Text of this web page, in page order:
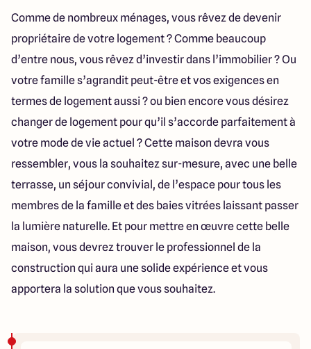
Comme de nombreux ménages, vous rêvez de devenir
propriétaire de votre logement ? Comme beaucoup
d’entre nous, vous rêvez d’investir dans l’immobilier ? Ou
votre famille s’agrandit peut-être et vos exigences en
termes de logement aussi ? ou bien encore vous désirez
changer de logement pour qu’il s’accorde parfaitement à
votre mode de vie actuel ? Cette maison devra vous
ressembler, vous la souhaitez sur-mesure, avec une belle
terrasse, un séjour convivial, de l’espace pour tous les
membres de la famille et des baies vitrées laissant passer
la lumière naturelle. Et pour mettre en œuvre cette belle
maison, vous devrez trouver le professionnel de la
construction qui aura une solide expérience et vous
apportera la solution que vous souhaitez.